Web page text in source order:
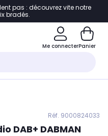
page
pas : découvrez vite notre
bradés.
Me connecterPanier
Réf. 9000824033
DAB+ DABMAN